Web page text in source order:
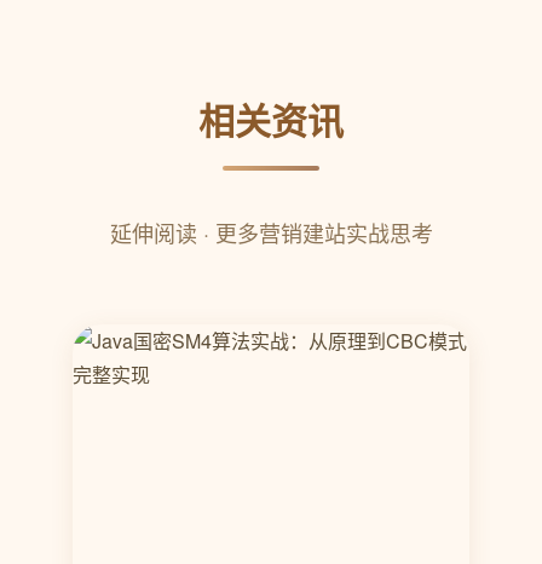
相关资讯
延伸阅读 · 更多营销建站实战思考